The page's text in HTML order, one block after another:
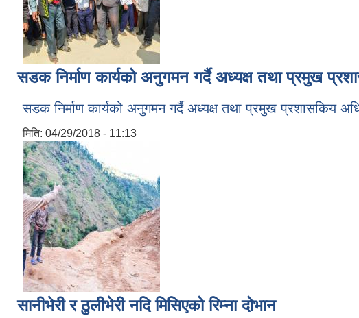
सडक निर्माण कार्यको अनुगमन गर्दै अध्यक्ष तथा प्रमुख
सडक निर्माण कार्यको अनुगमन गर्दै अध्यक्ष तथा प्रमुख प्रशासकिय
मिति: 04/29/2018 - 11:13
सानीभेरी र ठुलीभेरी नदि मिसिएको रिम्ना दोभान